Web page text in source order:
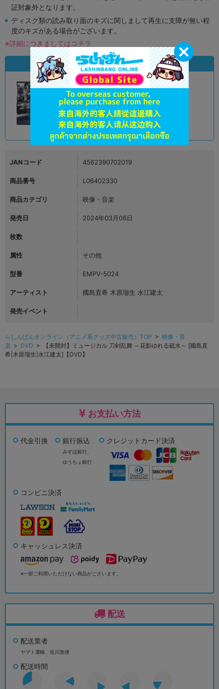
証対象外となります。
ディスク類の読み取り面のキズに関しまして再生に支障が無い程
度のキズがある場合がございます。
※詳細につきましてはコチラ
状態違いの同一商品
状態 :A
オンライン
品切状態 7,190 円 税込
JANコード 4562390702019
商品番号 L06402330
商品カテゴリ 映像・音楽
発売日 2024年03月06日
枚数
属性 その他
型番 EMPV-5024
アーティスト 國島直希 木原瑠生 水江建太
発売イベント
らしんばんオンライン（アニメ系グッズ中古販売）TOP > 映像・音
楽 > DVD > 【未開封】ミュージカル 刀剣乱舞 ～花影ゆれる砥水～ [國島直
希|木原瑠生|水江建太]【DVD】
お支払い方法
代金引換 銀行振込
みずほ銀行、
ゆうちょ銀行
クレジットカード決済
コンビニ決済
キャッシュレス決済
※一部ご利用いただけない商品がございます。
配送
配送業者
ヤマト運輸、佐川急便
配送時間